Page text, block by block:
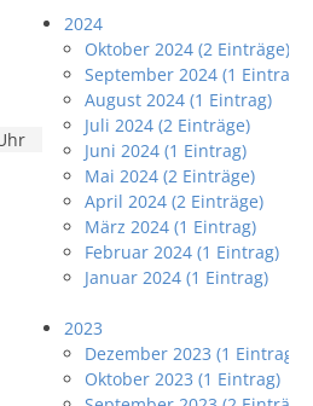
2024
Oktober 2024 (2 Einträge)
September 2024 (1 Eintrag)
August 2024 (1 Eintrag)
Juli 2024 (2 Einträge)
Juni 2024 (1 Eintrag)
Mai 2024 (2 Einträge)
April 2024 (2 Einträge)
März 2024 (1 Eintrag)
Februar 2024 (1 Eintrag)
Januar 2024 (1 Eintrag)
2023
Dezember 2023 (1 Eintrag)
Oktober 2023 (1 Eintrag)